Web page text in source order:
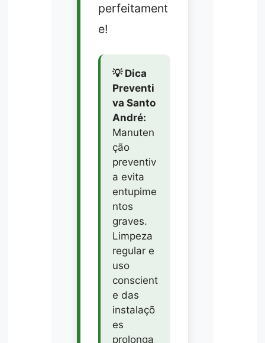
perfeitament
e!
💡 Dica
Preventi
va Santo
André:
Manuten
ção
preventiv
a evita
entupime
ntos
graves.
Limpeza
regular e
uso
conscient
e das
instalaçõ
es
prolonga